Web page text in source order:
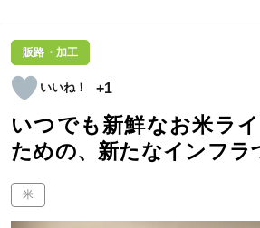
販路・加工
+1
いつでも新鮮なお米ラ
ための、新たなインフラ
米